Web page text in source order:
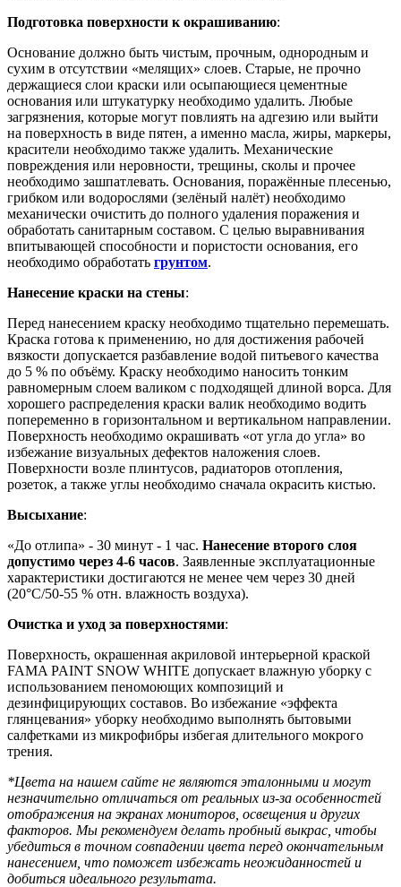
Подготовка поверхности к окрашиванию:
Основание должно быть чистым, прочным, однородным и
сухим в отсутствии «мелящих» слоев. Старые, не прочно
держащиеся слои краски или осыпающиеся цементные
основания или штукатурку необходимо удалить. Любые
загрязнения, которые могут повлиять на адгезию или выйти
на поверхность в виде пятен, а именно масла, жиры, маркеры,
красители необходимо также удалить. Механические
повреждения или неровности, трещины, сколы и прочее
необходимо зашпатлевать. Основания, поражённые плесенью,
грибком или водорослями (зелёный налёт) необходимо
механически очистить до полного удаления поражения и
обработать санитарным составом. С целью выравнивания
впитывающей способности и пористости основания, его
необходимо обработать грунтом.
Нанесение краски на стены:
Перед нанесением краску необходимо тщательно перемешать.
Краска готова к применению, но для достижения рабочей
вязкости допускается разбавление водой питьевого качества
до 5 % по объёму. Краску необходимо наносить тонким
равномерным слоем валиком с подходящей длиной ворса. Для
хорошего распределения краски валик необходимо водить
попеременно в горизонтальном и вертикальном направлении.
Поверхность необходимо окрашивать «от угла до угла» во
избежание визуальных дефектов наложения слоев.
Поверхности возле плинтусов, радиаторов отопления,
розеток, а также углы необходимо сначала окрасить кистью.
Высыхание:
«До отлипа» - 30 минут - 1 час. Нанесение второго слоя
допустимо через 4-6 часов. Заявленные эксплуатационные
характеристики достигаются не менее чем через 30 дней
(20°C/50-55 % отн. влажность воздуха).
Очистка и уход за поверхностями:
Поверхность, окрашенная акриловой интерьерной краской
FAMA PAINT SNOW WHITE допускает влажную уборку с
использованием пеномоющих композиций и
дезинфицирующих составов. Во избежание «эффекта
глянцевания» уборку необходимо выполнять бытовыми
салфетками из микрофибры избегая длительного мокрого
трения.
*Цвета на нашем сайте не являются эталонными и могут
незначительно отличаться от реальных из-за особенностей
отображения на экранах мониторов, освещения и других
факторов. Мы рекомендуем делать пробный выкрас, чтобы
убедиться в точном совпадении цвета перед окончательным
нанесением, что поможет избежать неожиданностей и
добиться идеального результата.